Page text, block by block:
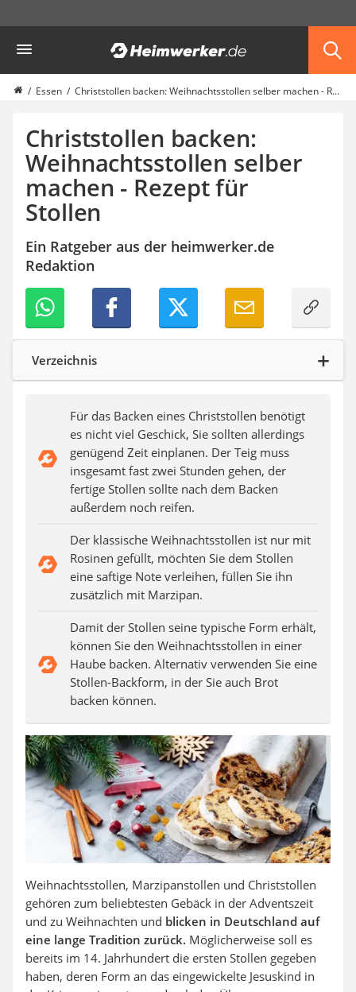
Haushalt & Freizeit
Diascanner
Walkie-Talkie Kinder
Stunt-Scooter
Gusseisen Bräter
Induktionskochfeld
Tischgeschirrspüler
Elektronische Dartscheibe
Wildkamera
Beschriftungsgerät
Trinkflasche
Thermokanne
Elektrische Pfeffermühle
Waschsauger
Geflügelschere
SUP-Board
Ferngesteuertes Auto
Beheizbare Handschuhe
Essen Christstollen backen: Weihnachtsstollen selber machen - Rezept für Stollen
Christstollen backen:
Weihnachtsstollen selber
machen - Rezept für
Stollen
Ein Ratgeber aus der heimwerker.de
Redaktion
Verzeichnis
Für das Backen eines Christstollen benötigt
es nicht viel Geschick, Sie sollten allerdings
genügend Zeit einplanen. Der Teig muss
insgesamt fast zwei Stunden gehen, der
fertige Stollen sollte nach dem Backen
außerdem noch reifen.
Der klassische Weihnachtsstollen ist nur mit
Rosinen gefüllt, möchten Sie dem Stollen
eine saftige Note verleihen, füllen Sie ihn
zusätzlich mit Marzipan.
Damit der Stollen seine typische Form erhält,
können Sie den Weihnachtsstollen in einer
Haube backen. Alternativ verwenden Sie eine
Stollen-Backform, in der Sie auch Brot
backen können.
Weihnachtsstollen, Marzipanstollen und Christstollen
gehören zum beliebtesten Gebäck in der Adventszeit
und zu Weihnachten und blicken in Deutschland auf
eine lange Tradition zurück. Möglicherweise soll es
bereits im 14. Jahrhundert die ersten Stollen gegeben
haben, deren Form an das eingewickelte Jesuskind in